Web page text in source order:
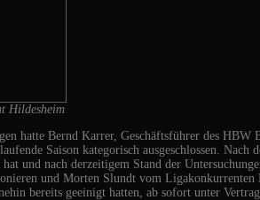
Hildesheim
hatte Bernd Karrer, Geschäftsführer des HBW
Saison kategorisch ausgeschlossen. Nach
und nach derzeitigem Stand der
und Morten Slundt vom
bereits geeinigt hatten, ab sofort unter